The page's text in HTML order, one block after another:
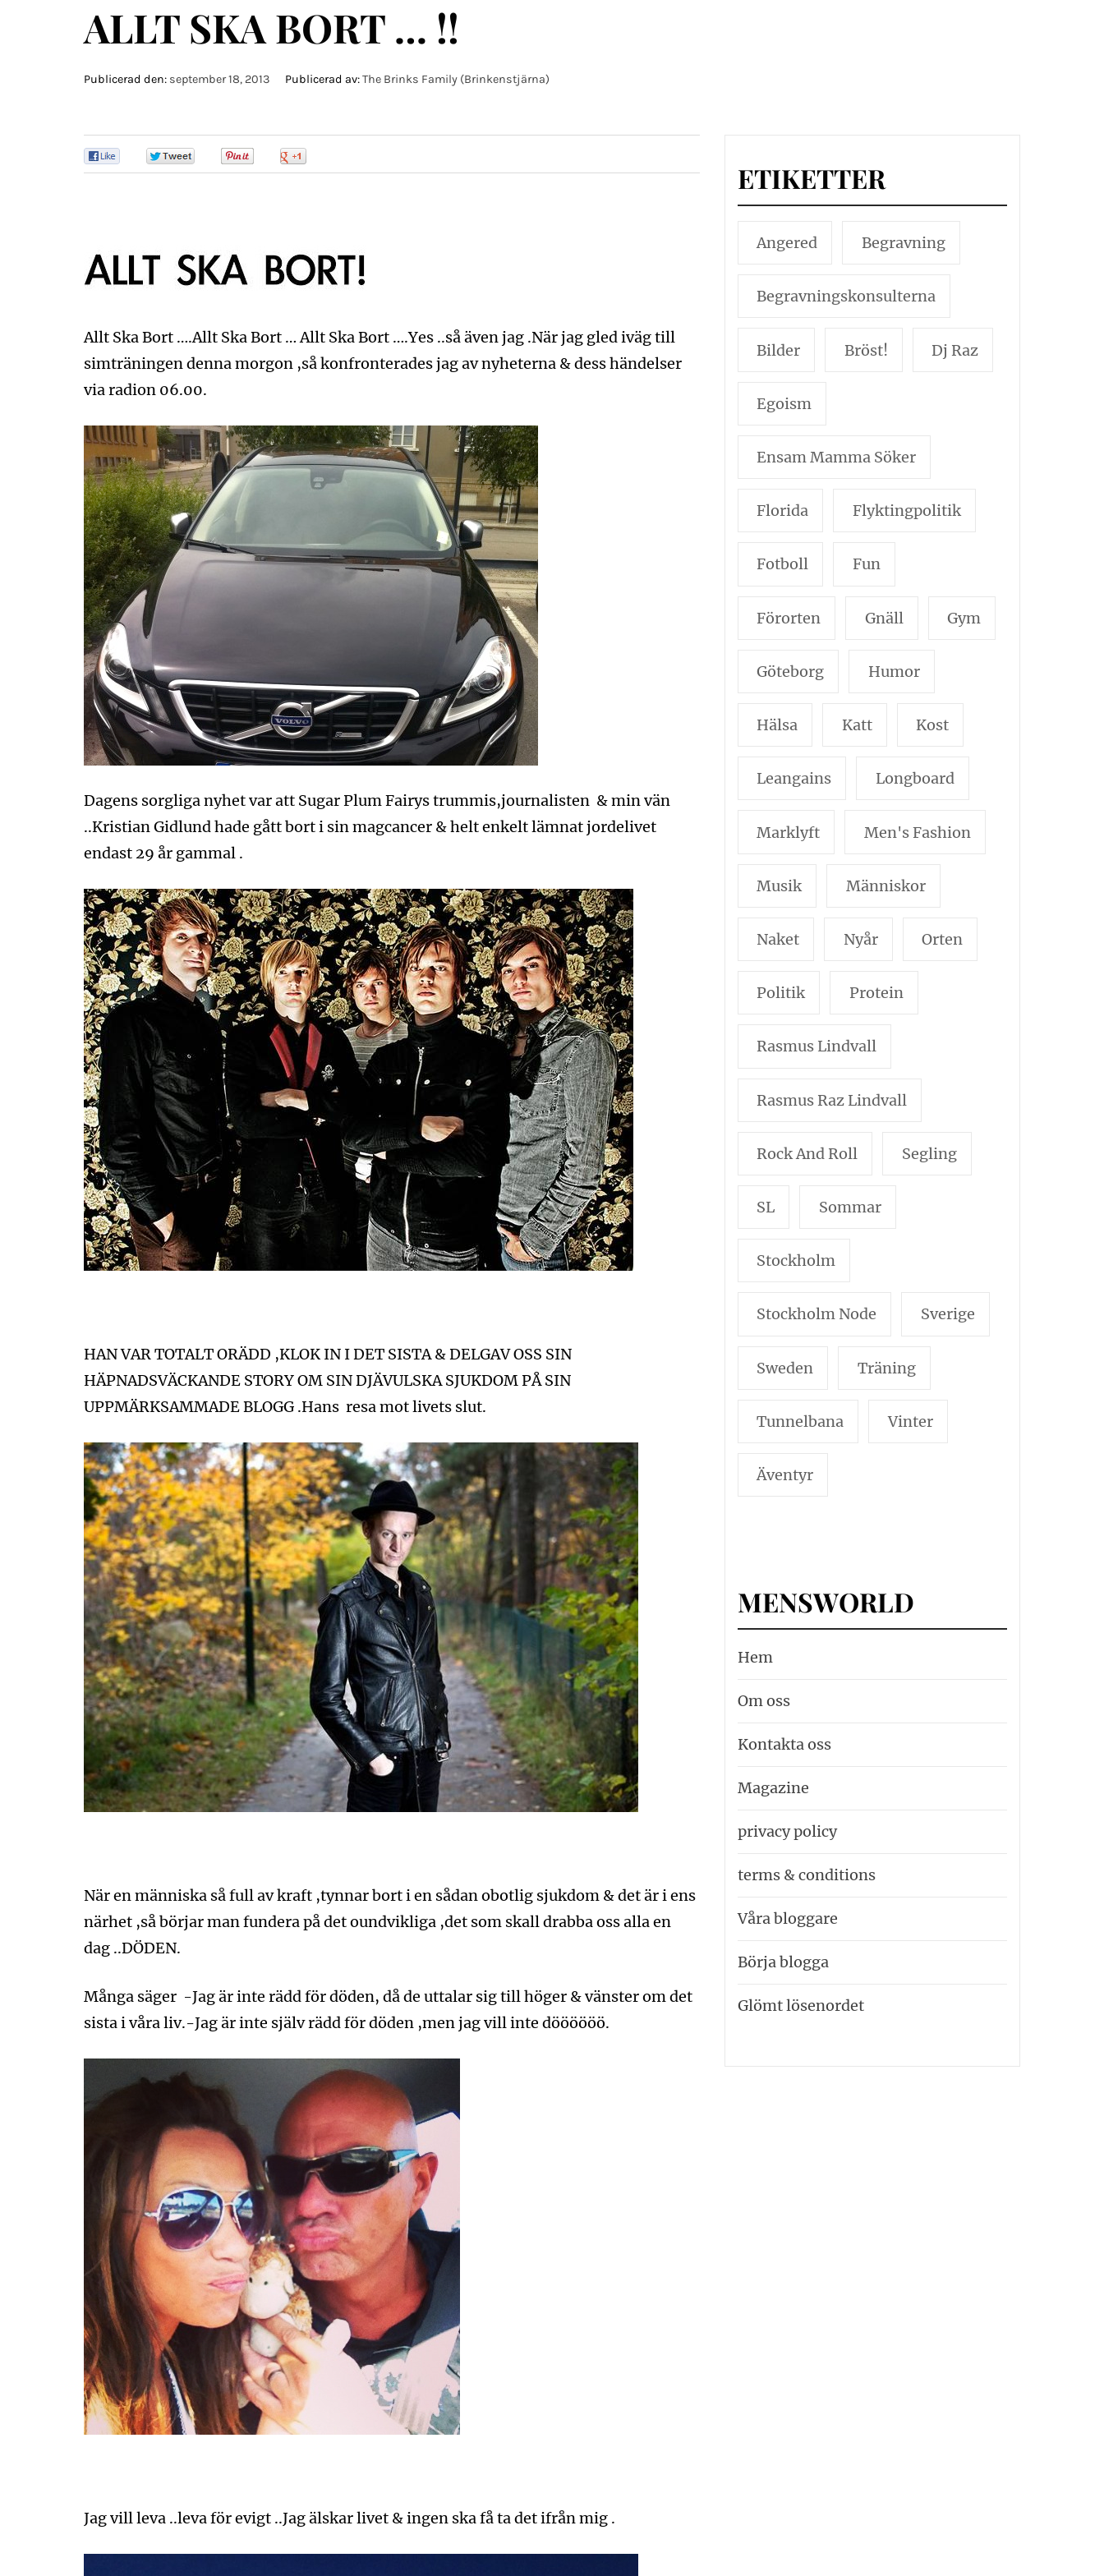
ALLT SKA BORT … !!
Publicerad den: september 18, 2013 Publicerad av:The Brinks Family (Brinkenstjärna)
Allt Ska Bort ….Allt Ska Bort … Allt Ska Bort ….Yes ..så även jag .När jag gled iväg till
simträningen denna morgon ,så konfronterades jag av nyheterna & dess händelser
via radion 06.00.
Dagens sorgliga nyhet var att Sugar Plum Fairys trummis,journalisten & min vän
..Kristian Gidlund hade gått bort i sin magcancer & helt enkelt lämnat jordelivet
endast 29 år gammal .
HAN VAR TOTALT ORÄDD ,KLOK IN I DET SISTA & DELGAV OSS SIN
HÄPNADSVÄCKANDE STORY OM SIN DJÄVULSKA SJUKDOM PÅ SIN
UPPMÄRKSAMMADE BLOGG .Hans resa mot livets slut.
När en människa så full av kraft ,tynnar bort i en sådan obotlig sjukdom & det är i ens
närhet ,så börjar man fundera på det oundvikliga ,det som skall drabba oss alla en
dag ..DÖDEN.
Många säger -Jag är inte rädd för döden, då de uttalar sig till höger & vänster om det
sista i våra liv.-Jag är inte själv rädd för döden ,men jag vill inte döööööö.
Jag vill leva ..leva för evigt ..Jag älskar livet & ingen ska få ta det ifrån mig .
ETIKETTER
Angered Begravning
Begravningskonsulterna
Bilder Bröst! Dj Raz
Egoism
Ensam Mamma Söker
Florida Flyktingpolitik
Fotboll Fun
Förorten Gnäll Gym
Göteborg Humor
Hälsa Katt Kost
Leangains Longboard
Marklyft Men's Fashion
Musik Människor
Naket Nyår Orten
Politik Protein
Rasmus Lindvall
Rasmus Raz Lindvall
Rock And Roll Segling
SL Sommar
Stockholm
Stockholm Node Sverige
Sweden Träning
Tunnelbana Vinter
Äventyr
MENSWORLD
Hem
Om oss
Kontakta oss
Magazine
privacy policy
terms & conditions
Våra bloggare
Börja blogga
Glömt lösenordet